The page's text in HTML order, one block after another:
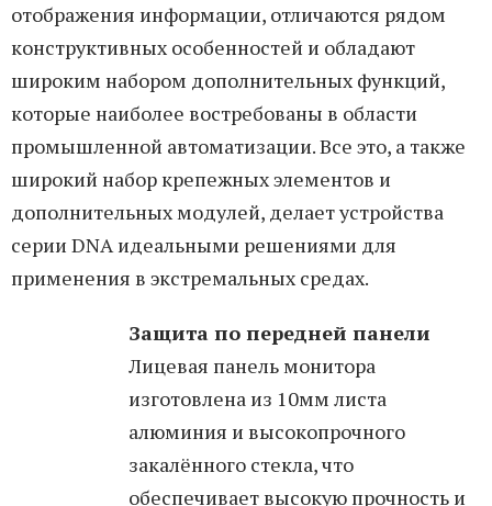
отображения информации, отличаются рядом
конструктивных особенностей и обладают
широким набором дополнительных функций,
которые наиболее востребованы в области
промышленной автоматизации. Все это, а также
широкий набор крепежных элементов и
дополнительных модулей, делает устройства
серии DNA идеальными решениями для
применения в экстремальных средах.
Защита по передней панели
Лицевая панель монитора
изготовлена из 10мм листа
алюминия и высокопрочного
закалённого стекла, что
обеспечивает высокую прочность и